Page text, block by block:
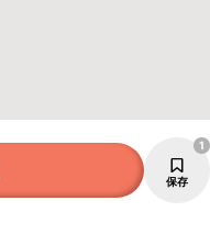
保存
1